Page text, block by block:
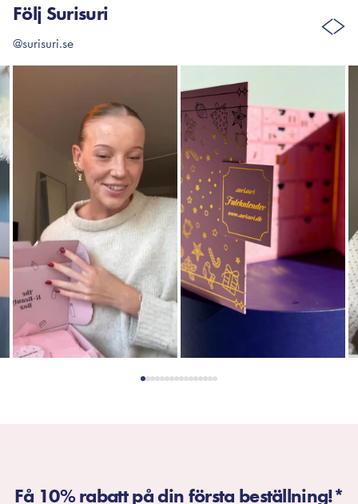
Följ Surisuri
@surisuri.se
Få 10% rabatt på din första beställning!*